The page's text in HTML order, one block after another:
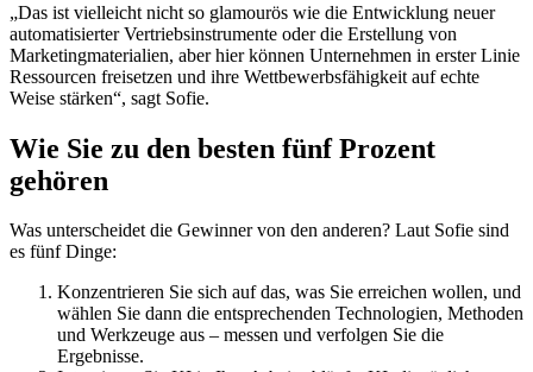
„Das ist vielleicht nicht so glamourös wie die Entwicklung neuer
automatisierter Vertriebsinstrumente oder die Erstellung von
Marketingmaterialien, aber hier können Unternehmen in erster Linie
Ressourcen freisetzen und ihre Wettbewerbsfähigkeit auf echte
Weise stärken“, sagt Sofie.
Wie Sie zu den besten fünf Prozent
gehören
Was unterscheidet die Gewinner von den anderen? Laut Sofie sind
es fünf Dinge:
Konzentrieren Sie sich auf das, was Sie erreichen wollen, und
wählen Sie dann die entsprechenden Technologien, Methoden
und Werkzeuge aus – messen und verfolgen Sie die
Ergebnisse.